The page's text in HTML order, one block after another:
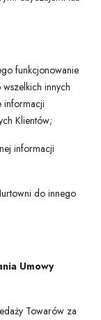
funkcjonowanie
innych
informacji
Klientów;
informacji
do innego
Umowy
Towarów za